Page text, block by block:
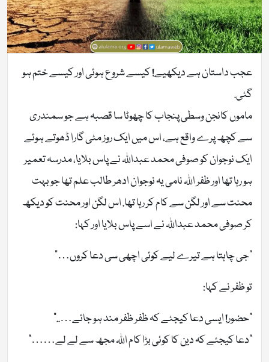
عجب داستان ہے دیکھیے! کیسے شروع ہوئی اور کیسے ختم ہو
گئی.
ماموں کانجن وسطی پنجاب کا چھوٹا سا قصبہ ہے جو سمندری
سے کچھ پرے واقع ہے، اس میں ایک روز مٹی گارا ڈھوتے ہوئے
ایک نوجوان کو صوفی محمد عبداللہ نے پاس بلایا، مدرسہ تعمیر
ہو رہا تھا اور ظفر اللہ نامی یہ نوجوان ادھر طالب علم تھا جو بہت
محنت سے اور لگن سے کام کر رہا تھا. اس لگن اور محنت کو دیکھ
کر صوفی محمد عبداللہ نے اسے پاس بلایا اور کہا:
“جی چاہتا ہے تیرے لیے کوئی اچھی سی دعا کروں…”
تو ظفر نے کہا:
“حضور! ایسی دعا کیجئے کہ ظفر ظفر مند ہو جائے…..”
“دعا کیجئے کہ دین کا کوئی بڑا کام اللہ مجھ سے لے لے……”